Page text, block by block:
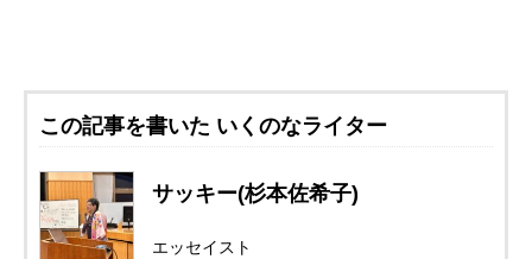
この記事を書いた いくのなライター
サッキー(杉本佐希子)
エッセイスト